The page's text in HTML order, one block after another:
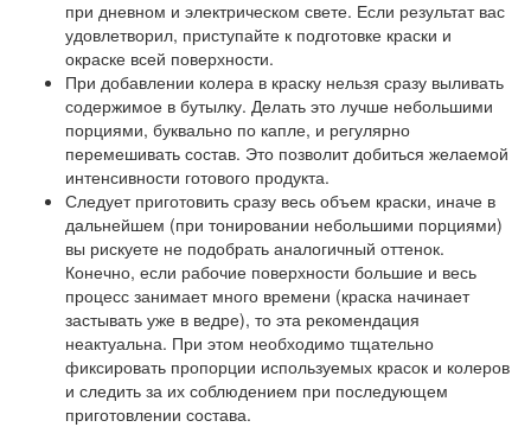
при дневном и электрическом свете. Если результат вас
удовлетворил, приступайте к подготовке краски и
окраске всей поверхности.
При добавлении колера в краску нельзя сразу выливать
содержимое в бутылку. Делать это лучше небольшими
порциями, буквально по капле, и регулярно
перемешивать состав. Это позволит добиться желаемой
интенсивности готового продукта.
Следует приготовить сразу весь объем краски, иначе в
дальнейшем (при тонировании небольшими порциями)
вы рискуете не подобрать аналогичный оттенок.
Конечно, если рабочие поверхности большие и весь
процесс занимает много времени (краска начинает
застывать уже в ведре), то эта рекомендация
неактуальна. При этом необходимо тщательно
фиксировать пропорции используемых красок и колеров
и следить за их соблюдением при последующем
приготовлении состава.